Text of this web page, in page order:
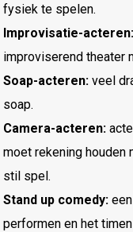
fysiek te spelen.
Improvisatie-acteren:
improviserend theater
Soap-acteren: veel
soap.
Camera-acteren:
moet rekening houden
stil spel.
Stand up comedy:
performen en het